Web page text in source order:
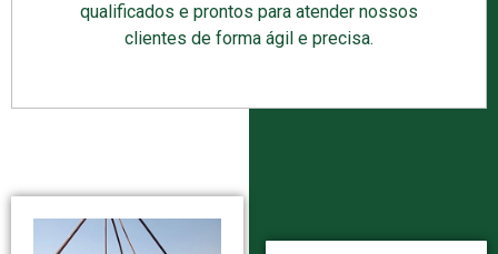
qualificados e prontos para atender nossos
clientes de forma ágil e precisa.